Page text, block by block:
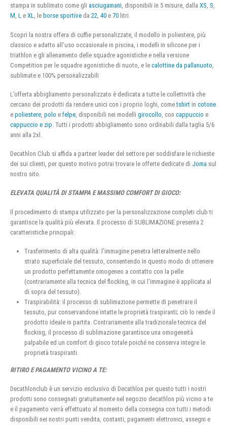
stampa in sublimato come gli asciugamani, disponibili in 5 misure, dalla XS, S,
M, L e XL, le borse sportive da 22, 40 e 70 litri.
Scopri la nostra offera di cuffie personalizzate, il modello in poliestere, più
classico e adatto all’uso occasionale in piscina, i modelli in silicone per i
triathlon e gli allenamento delle squadre agonistiche e nella versione
Competition per le squadre agonistiche di nuoto, e le calottine da pallanuoto
sublimate e 100% personalizzabili
L’offerta abbigliamento personalizzato è dedicata a tutte le collettività che
cercano dei prodotti da rendere unici con i proprio loghi, cometshirt in cotone
e poliestere polo e felpe , disponibili nei modelli girocollo , con cappuccio e
cappuccio e zip . Tutti i prodotti abbigliamento sono ordinabili dalla taglia 5/6
anni alla 2xl.
Decathlon Club si affida a partner leader del settore per soddisfare le richieste
dei sui clienti, per questo motivo potrai trovare le offerte dedicate di Joma sul
nostro sito.
ELEVATA QUALITÀ DI STAMPA E MASSIMO COMFORT DI GIOCO:
Il procedimento di stampa utilizzato per la personalizzazione completi club ti
garantisce la qualità più elevata. Il processo di SUBLIMAZIONE presenta 2
caratteristiche principali:
Trasferimento di alta qualità: l’immagine penetra letteralmente nello
strato superficiale del tessuto, consentendo in questo modo di ottenere
un prodotto perfettamente omogeneo a contatto con la pelle
(contrariamente alla tecnica del flocking, in cui l’immagine è applicata al
di sopra del tessuto).
Traspirabilità: il processo di sublimazione permette di penetrare il
tessuto, pur conservandone intatte le proprietà traspiranti; ciò lo rende il
prodotto ideale in partita. Contrariamente alla tradizionale tecnica del
flocking, il processo di sublimazione garantisce una omogeneità
palpabile ed un comfort di gioco totale poiché ne conserva integre le
proprietà traspiranti.
RITIRO E PAGAMENTO VICINO A TE:
Decathlonclub è un servizio esclusivo di Decathlon per questo tutti i nostri
prodotti sono consegnati gratuitamente nel negozio decathlon più vicino a te
e il pagamento verrà effettuato al momento della consegna con tutti i metodi
disponibili nei nostri punti vendita, contanti, pagamenti elettronici, assegni e